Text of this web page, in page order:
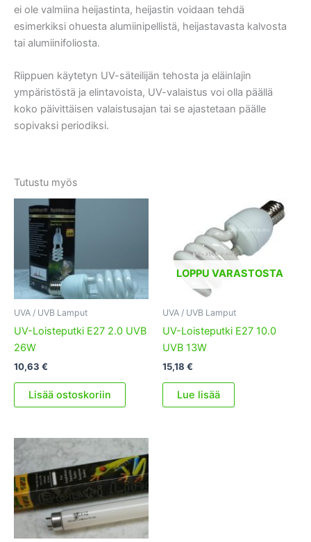
ei ole valmiina heijastinta, heijastin voidaan tehdä
esimerkiksi ohuesta alumiinipellistä, heijastavasta kalvosta
tai alumiinifoliosta.
Riippuen käytetyn UV-säteilijän tehosta ja eläinlajin
ympäristöstä ja elintavoista, UV-valaistus voi olla päällä
koko päivittäisen valaistusajan tai se ajastetaan päälle
sopivaksi periodiksi.
Tutustu myös
UVA / UVB Lamput
UV-Loisteputki E27 2.0 UVB
26W
10,63 €
Lisää ostoskoriin
LOPPU VARASTOSTA
UVA / UVB Lamput
UV-Loisteputki E27 10.0
UVB 13W
15,18 €
Lue lisää